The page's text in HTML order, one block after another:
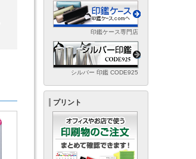
印鑑ケース専門店
シルバー 印鑑 CODE925
プリント